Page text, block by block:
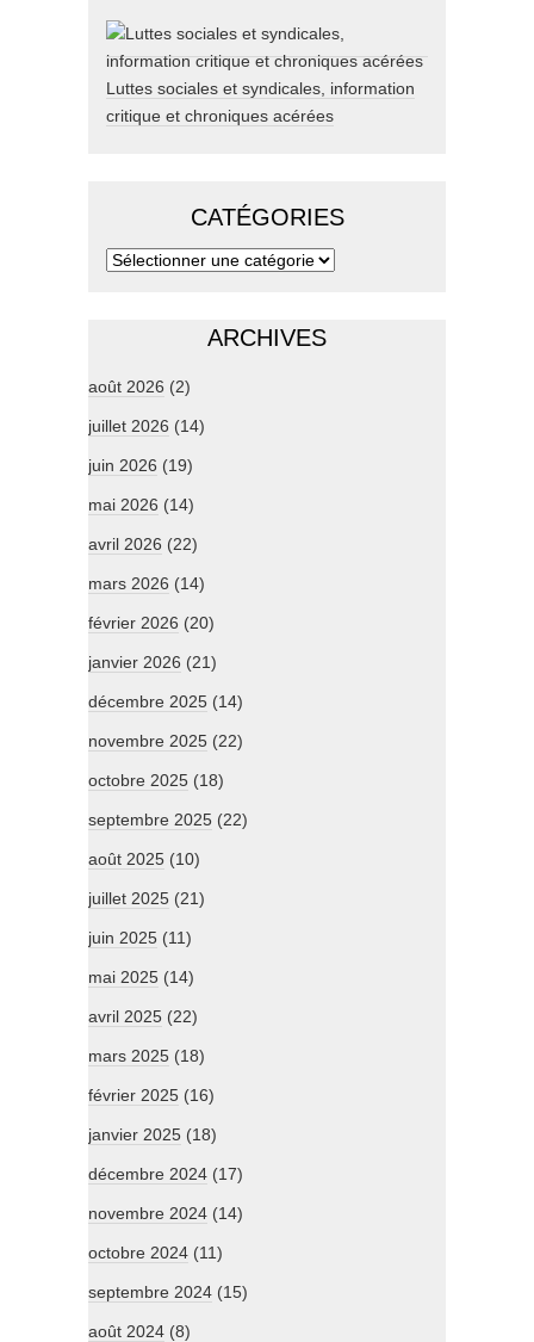
Luttes sociales et syndicales, information
critique et chroniques acérées
CATÉGORIES
ARCHIVES
août 2026 (2)
juillet 2026 (14)
juin 2026 (19)
mai 2026 (14)
avril 2026 (22)
mars 2026 (14)
février 2026 (20)
janvier 2026 (21)
décembre 2025 (14)
novembre 2025 (22)
octobre 2025 (18)
septembre 2025 (22)
août 2025 (10)
juillet 2025 (21)
juin 2025 (11)
mai 2025 (14)
avril 2025 (22)
mars 2025 (18)
février 2025 (16)
janvier 2025 (18)
décembre 2024 (17)
novembre 2024 (14)
octobre 2024 (11)
septembre 2024 (15)
août 2024 (8)